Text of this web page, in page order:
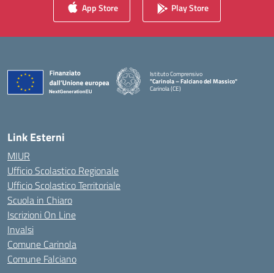
App Store Play Store
Istituto Comprensivo
"Carinola – Falciano del Massico"
Carinola (CE)
Link Esterni
MIUR
Ufficio Scolastico Regionale
Ufficio Scolastico Territoriale
Scuola in Chiaro
Iscrizioni On Line
Invalsi
Comune Carinola
Comune Falciano